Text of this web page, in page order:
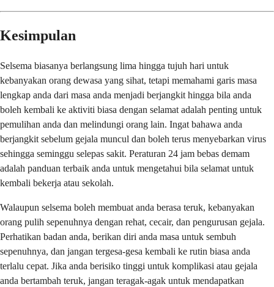
Kesimpulan
Selsema biasanya berlangsung lima hingga tujuh hari untuk
kebanyakan orang dewasa yang sihat, tetapi memahami garis masa
lengkap anda dari masa anda menjadi berjangkit hingga bila anda
boleh kembali ke aktiviti biasa dengan selamat adalah penting untuk
pemulihan anda dan melindungi orang lain. Ingat bahawa anda
berjangkit sebelum gejala muncul dan boleh terus menyebarkan virus
sehingga seminggu selepas sakit. Peraturan 24 jam bebas demam
adalah panduan terbaik anda untuk mengetahui bila selamat untuk
kembali bekerja atau sekolah.
Walaupun selsema boleh membuat anda berasa teruk, kebanyakan
orang pulih sepenuhnya dengan rehat, cecair, dan pengurusan gejala.
Perhatikan badan anda, berikan diri anda masa untuk sembuh
sepenuhnya, dan jangan tergesa-gesa kembali ke rutin biasa anda
terlalu cepat. Jika anda berisiko tinggi untuk komplikasi atau gejala
anda bertambah teruk, jangan teragak-agak untuk mendapatkan